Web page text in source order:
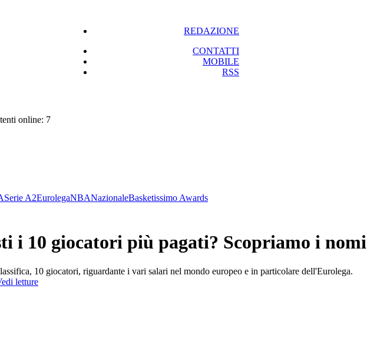
REDAZIONE
CONTATTI
MOBILE
RSS
online: 7
Serie A2EurolegaNBANazionaleBasketissimo Awards
i 10 giocatori più pagati? Scopriamo i nomi
10 giocatori, riguardante i vari salari nel mondo europeo e in particolare dell'Eurolega.
letture